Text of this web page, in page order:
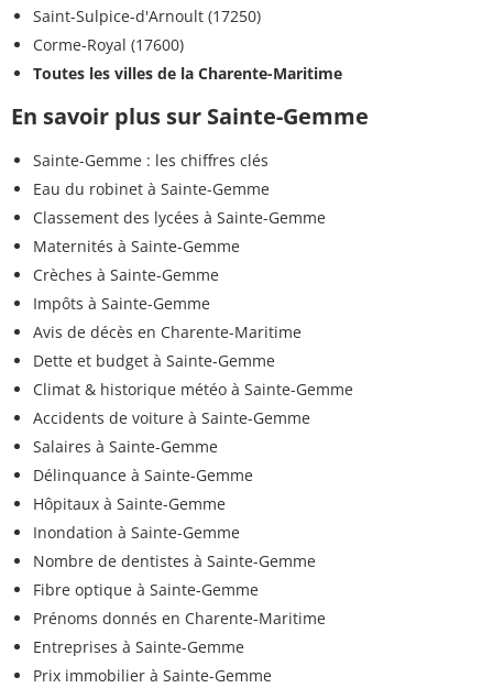
Saint-Sulpice-d'Arnoult (17250)
Corme-Royal (17600)
Toutes les villes de la Charente-Maritime
En savoir plus sur Sainte-Gemme
Sainte-Gemme : les chiffres clés
Eau du robinet à Sainte-Gemme
Classement des lycées à Sainte-Gemme
Maternités à Sainte-Gemme
Crèches à Sainte-Gemme
Impôts à Sainte-Gemme
Avis de décès en Charente-Maritime
Dette et budget à Sainte-Gemme
Climat & historique météo à Sainte-Gemme
Accidents de voiture à Sainte-Gemme
Salaires à Sainte-Gemme
Délinquance à Sainte-Gemme
Hôpitaux à Sainte-Gemme
Inondation à Sainte-Gemme
Nombre de dentistes à Sainte-Gemme
Fibre optique à Sainte-Gemme
Prénoms donnés en Charente-Maritime
Entreprises à Sainte-Gemme
Prix immobilier à Sainte-Gemme